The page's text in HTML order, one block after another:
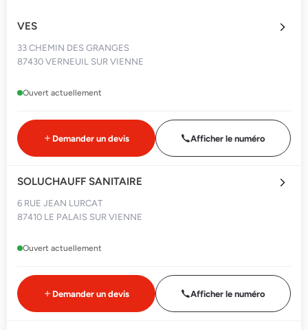
VES
33 CHEMIN DES GRANGES
87430 VERNEUIL SUR VIENNE
Ouvert actuellement
Demander un devis Afficher le numéro
SOLUCHAUFF SANITAIRE
6 RUE JEAN LURCAT
87410 LE PALAIS SUR VIENNE
Ouvert actuellement
Demander un devis Afficher le numéro